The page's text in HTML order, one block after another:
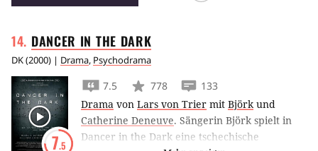
DANCER IN THE DARK
DK(2000) | Drama, Psychodrama
7.5
7.5 778
133
Drama von Lars von Trier mit Björkund
Catherine Deneuve. Sängerin Björk spielt in
Dancer in the Dark eine tschechische